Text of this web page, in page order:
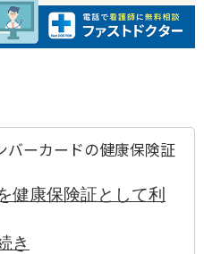
バーカードの健康保険証
健康保険証として利
き